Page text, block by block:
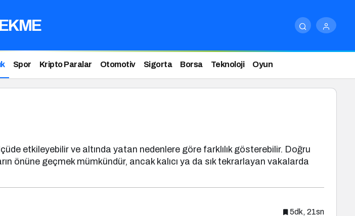
Spor Kripto Paralar Otomotiv Sigorta Borsa Teknoloji Oyun
etkileyebilir ve altında yatan nedenlere göre farklılık gösterebilir. Doğru
önüne geçmek mümkündür, ancak kalıcı ya da sık tekrarlayan vakalarda
5dk, 21sn